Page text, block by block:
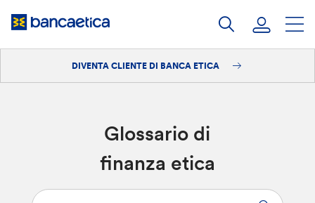
DIVENTA CLIENTE DI BANCA ETICA
Glossario di
finanza etica